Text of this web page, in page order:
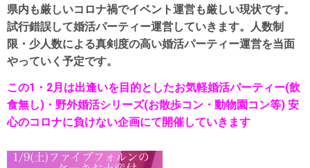
県内も厳しいコロナ禍でイベント運営も厳しい現状です。
試行錯誤して婚活パーティー運営していきます。人数制
限・少人数による真剣度の高い婚活パーティー運営を当面
やっていく予定です。
この1・2月は出逢いを目的としたお気軽婚活パーティー(飲
食無し)・野外婚活シリーズ(お散歩コン・動物園コン等) 安
心のコロナに負けない企画にて開催していきます